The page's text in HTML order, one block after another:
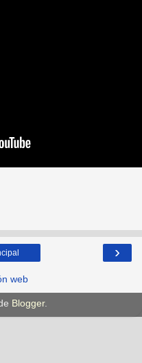
›
web
Blogger.